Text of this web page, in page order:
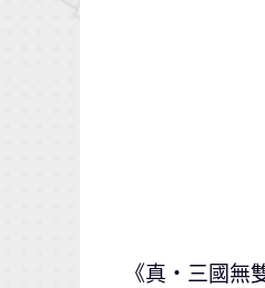
《真・三國無